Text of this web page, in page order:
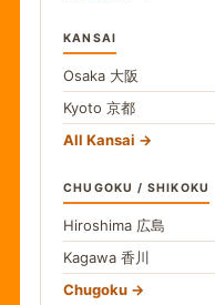
KANSAI
Osaka 大阪
Kyoto 京都
All Kansai
CHUGOKU / SHIKOKU
Hiroshima 広島
Kagawa 香川
Chugoku